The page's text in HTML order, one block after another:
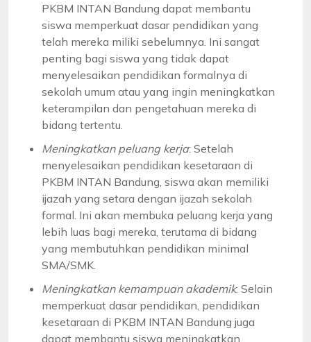
PKBM INTAN Bandung dapat membantu
siswa memperkuat dasar pendidikan yang
telah mereka miliki sebelumnya. Ini sangat
penting bagi siswa yang tidak dapat
menyelesaikan pendidikan formalnya di
sekolah umum atau yang ingin meningkatkan
keterampilan dan pengetahuan mereka di
bidang tertentu.
Meningkatkan peluang kerja: Setelah
menyelesaikan pendidikan kesetaraan di
PKBM INTAN Bandung, siswa akan memiliki
ijazah yang setara dengan ijazah sekolah
formal. Ini akan membuka peluang kerja yang
lebih luas bagi mereka, terutama di bidang
yang membutuhkan pendidikan minimal
SMA/SMK.
Meningkatkan kemampuan akademik: Selain
memperkuat dasar pendidikan, pendidikan
kesetaraan di PKBM INTAN Bandung juga
dapat membantu siswa meningkatkan